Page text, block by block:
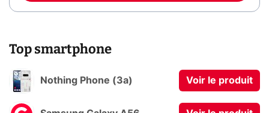
Top smartphone
Nothing Phone (3a) Voir le produit